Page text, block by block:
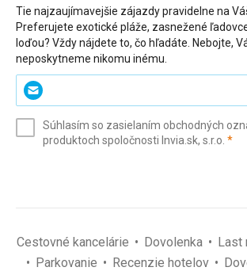
Tie najzaujímavejšie zájazdy pravidelne na
Preferujete exotické pláže, zasnežené
loďou? Vždy nájdete to, čo hľadáte. Nebojte,
neposkytneme nikomu inému.
Zadajte
svoj
(povinné)
Súhlasím so zasielaním obchodných
produktoch spoločnosti Invia.sk, s.r.o. *
Cestovné kancelárie Dovolenka Last
Parkovanie
Recenzie hotelov